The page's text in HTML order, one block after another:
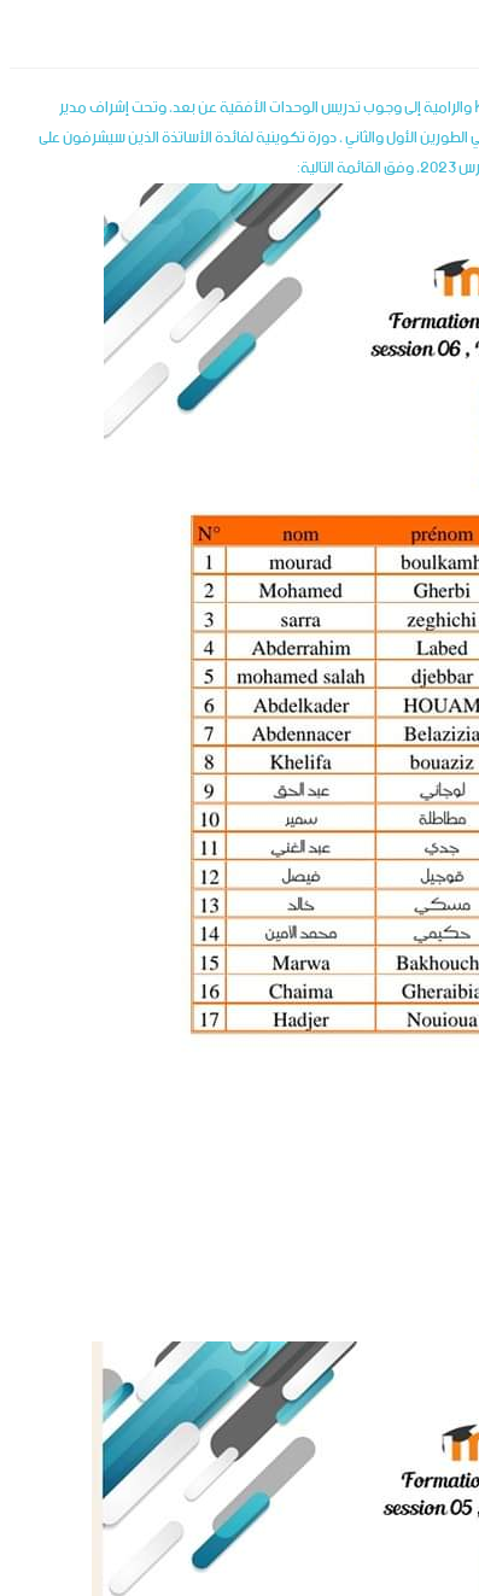
تنفيذا لتعليمات السيد وزير التعليم العالي والبحث العلمي الأستاذ كمال بداري Kamel Baddari والرامية إلى وجوب تدريس الوحدات الأفقية عن بعد، وتحت إشراف مدير
الأول والثاني ، دورة تكوينية لفائدة الأساتذة الذين سيشرفون على